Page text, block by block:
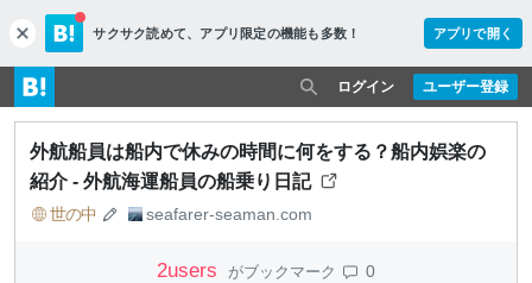
c
l
o
s
e
サクサク読めて、 アプリ限定の機能も多数！ アプリで開く
ユーザー登録
ログイン
外航船員は船内で休みの時間に何をする？船内娯楽の
紹介 - 外航海運船員の船乗り日記
世の中 seafarer-seaman.com
2users がブックマーク 0